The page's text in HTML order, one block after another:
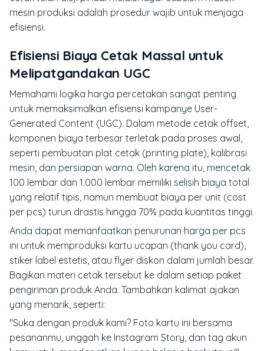
mesin produksi adalah prosedur wajib untuk menjaga
efisiensi.
Efisiensi Biaya Cetak Massal untuk
Melipatgandakan UGC
Memahami logika harga percetakan sangat penting
untuk memaksimalkan efisiensi kampanye User-
Generated Content (UGC). Dalam metode cetak offset,
komponen biaya terbesar terletak pada proses awal,
seperti pembuatan plat cetak (printing plate), kalibrasi
mesin, dan persiapan warna. Oleh karena itu, mencetak
100 lembar dan 1.000 lembar memiliki selisih biaya total
yang relatif tipis, namun membuat biaya per unit (cost
per pcs) turun drastis hingga 70% pada kuantitas tinggi.
Anda dapat memanfaatkan penurunan harga per pcs
ini untuk memproduksi kartu ucapan (thank you card),
stiker label estetis, atau flyer diskon dalam jumlah besar.
Bagikan materi cetak tersebut ke dalam setiap paket
pengiriman produk Anda. Tambahkan kalimat ajakan
yang menarik, seperti:
"Suka dengan produk kami? Foto kartu ini bersama
pesananmu, unggah ke Instagram Story, dan tag akun